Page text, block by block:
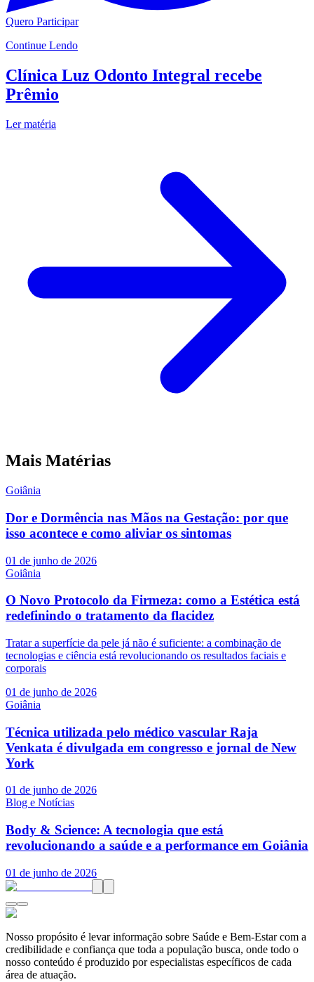
Quero Participar
Continue Lendo
Clínica Luz Odonto Integral recebe
Prêmio
Ler matéria
Mais Matérias
Goiânia
Dor e Dormência nas Mãos na Gestação: por que
isso acontece e como aliviar os sintomas
01 de junho de 2026
Goiânia
O Novo Protocolo da Firmeza: como a Estética está
redefinindo o tratamento da flacidez
Tratar a superfície da pele já não é suficiente: a combinação de
tecnologias e ciência está revolucionando os resultados faciais e
corporais
01 de junho de 2026
Goiânia
Técnica utilizada pelo médico vascular Raja
Venkata é divulgada em congresso e jornal de New
York
01 de junho de 2026
Blog e Notícias
Body & Science: A tecnologia que está
revolucionando a saúde e a performance em Goiânia
01 de junho de 2026
Nosso propósito é levar informação sobre Saúde e Bem-Estar com a
credibilidade e confiança que toda a população busca, onde todo o
nosso conteúdo é produzido por especialistas específicos de cada
área de atuação.